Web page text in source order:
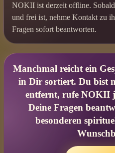
NOKII ist derzeit offline.
und frei ist, nehme Kontakt zu
Fragen sofort beantworten.
Manchmal reicht ein
in Dir sortiert. Du bist
entfernt, rufe NOKII
Deine Fragen
besonderen